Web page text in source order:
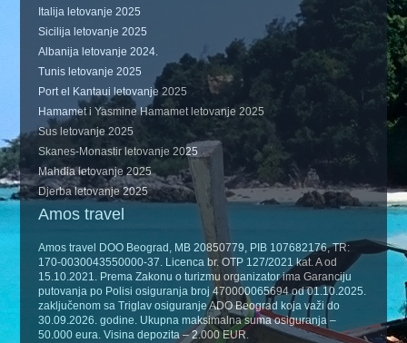
Italija letovanje 2025
Sicilija letovanje 2025
Albanija letovanje 2024.
Tunis letovanje 2025
Port el Kantaui letovanje 2025
Hamamet i Yasmine Hamamet letovanje 2025
Sus letovanje 2025
Skanes-Monastir letovanje 2025
Mahdia letovanje 2025
Djerba letovanje 2025
Amos travel
Amos travel DOO Beograd, MB 20850779, PIB 107682176, TR:
170-0030043550000-37. Licenca br. OTP 127/2021 kat. A od
15.10.2021. Prema Zakonu o turizmu organizator ima Garanciju
putovanja po Polisi osiguranja broj 470000065694 od 01.10.2025.
zaključenom sa Triglav osiguranje ADO Beograd koja važi do
30.09.2026. godine. Ukupna maksimalna suma osiguranja –
50.000 eura. Visina depozita – 2.000 EUR.